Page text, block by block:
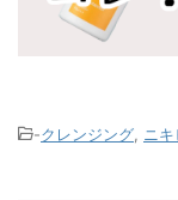
-クレンジング, ニキ